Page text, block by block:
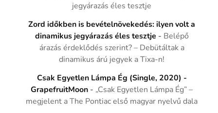
jegyárazás éles tesztje
Zord időkben is bevételnövekedés: ilyen volt a
dinamikus jegyárazás éles tesztje - Belépő
árazás érdeklődés szerint? – Debütáltak a
dinamikus árú jegyek a Tixa-n!
Csak Egyetlen Lámpa Ég (Single, 2020) -
GrapefruitMoon - „Csak Egyetlen Lámpa Ég” –
megjelent a The Pontiac első magyar nyelvű dala